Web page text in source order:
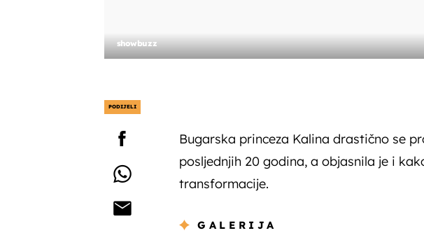
showbuzz
PODIJELI
Bugarska princeza Kalina drastično se
posljednjih 20 godina, a objasnila je i
transformacije.
GALERIJA